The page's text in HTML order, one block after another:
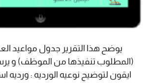
يوضح هذا التقرير جدول مواعيد
(المطلوب تنفيذها من الموظف) و
ايقون لتوضيح نوعيه الورديه : ورديه